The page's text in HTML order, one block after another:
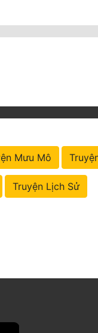
Mưu Mô
Truyện Lịch Sử